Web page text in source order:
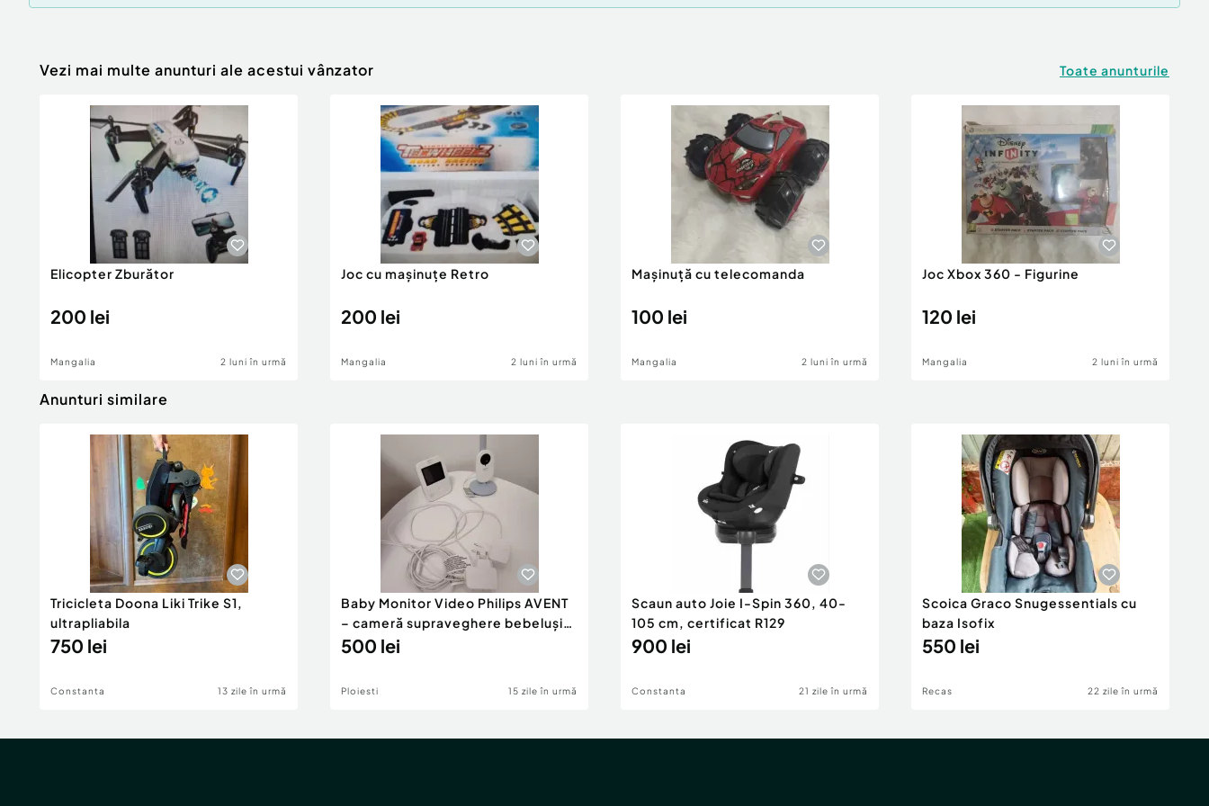
Vezi mai multe anunturi ale acestui vânzator Toate anunturile
Elicopter Zburător
200 lei
Mangalia 2 luni în urmă
Joc cu mașinuțe Retro
200 lei
Mangalia 2 luni în urmă
Mașinuță cu telecomanda
100 lei
Mangalia 2 luni în urmă
Joc Xbox 360 - Figurine
120 lei
Mangalia 2 luni în urmă
Anunturi similare
Tricicleta Doona Liki Trike S1,
ultrapliabila
750 lei
Constanta 13 zile în urmă
Baby Monitor Video Philips AVENT
– cameră supraveghere bebeluși
cu monitor
500 lei
Ploiesti 15 zile în urmă
Scaun auto Joie I-Spin 360, 40-
105 cm, certificat R129
900 lei
Constanta 21 zile în urmă
Scoica Graco Snugessentials cu
baza Isofix
550 lei
Recas 22 zile în urmă